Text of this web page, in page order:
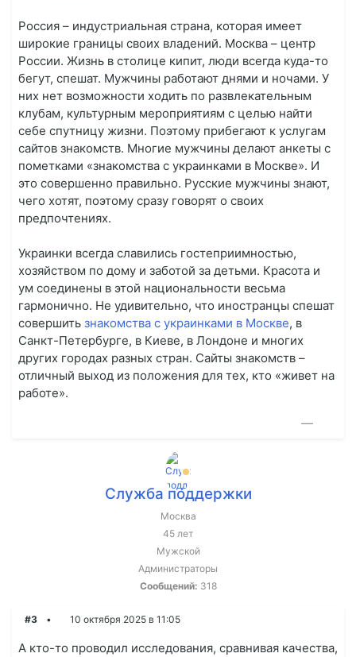
Россия – индустриальная страна, которая имеет
широкие границы своих владений. Москва – центр
России. Жизнь в столице кипит, люди всегда куда-то
бегут, спешат. Мужчины работают днями и ночами. У
них нет возможности ходить по развлекательным
клубам, культурным мероприятиям с целью найти
себе спутницу жизни. Поэтому прибегают к услугам
сайтов знакомств. Многие мужчины делают анкеты с
пометками «знакомства с украинками в Москве». И
это совершенно правильно. Русские мужчины знают,
чего хотят, поэтому сразу говорят о своих
предпочтениях.
Украинки всегда славились гостеприимностью,
хозяйством по дому и заботой за детьми. Красота и
ум соединены в этой национальности весьма
гармонично. Не удивительно, что иностранцы спешат
совершить знакомства с украинками в Москве, в
Санкт-Петербурге, в Киеве, в Лондоне и многих
других городах разных стран. Сайты знакомств –
отличный выход из положения для тех, кто «живет на
работе».
—
#3 10 октября 2025 в 11:05
А кто-то проводил исследования, сравнивая качества,
Служба поддержки
Москва
45 лет
Мужской
Администраторы
Сообщений: 318